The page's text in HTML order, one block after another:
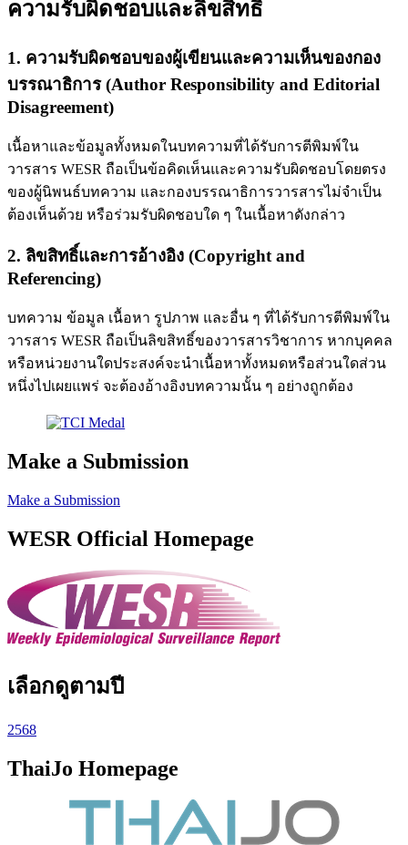
ความรับผิดชอบและลิขสิทธิ์
1. ความรับผิดชอบของผู้เขียนและความเห็นของกอง
บรรณาธิการ (Author Responsibility and Editorial
Disagreement)
เนื้อหาและข้อมูลทั้งหมดในบทความที่ได้รับการตีพิมพ์ใน
วารสาร WESR ถือเป็นข้อคิดเห็นและความรับผิดชอบโดยตรง
ของผู้นิพนธ์บทความ และกองบรรณาธิการวารสารไม่จำเป็น
ต้องเห็นด้วย หรือร่วมรับผิดชอบใด ๆ ในเนื้อหาดังกล่าว
2. ลิขสิทธิ์และการอ้างอิง (Copyright and
Referencing)
บทความ ข้อมูล เนื้อหา รูปภาพ และอื่น ๆ ที่ได้รับการตีพิมพ์ใน
วารสาร WESR ถือเป็นลิขสิทธิ์ของวารสารวิชาการ หากบุคคล
หรือหน่วยงานใดประสงค์จะนำเนื้อหาทั้งหมดหรือส่วนใดส่วน
หนึ่งไปเผยแพร่ จะต้องอ้างอิงบทความนั้น ๆ อย่างถูกต้อง
Make a Submission
Make a Submission
WESR Official Homepage
เลือกดูตามปี
2568
ThaiJo Homepage